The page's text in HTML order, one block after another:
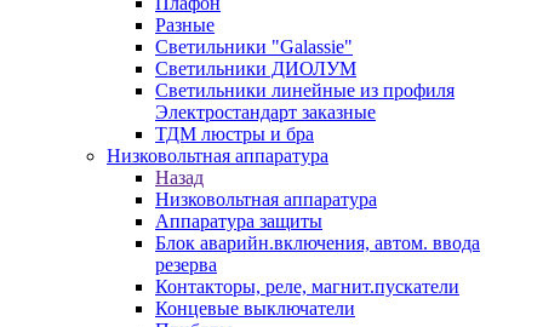
Разные
Светильники "Galassie"
Светильники ДИОЛУМ
Светильники линейные из профиля
Электростандарт заказные
ТДМ люстры и бра
Низковольтная аппаратура
Назад
Низковольтная аппаратура
Аппаратура защиты
Блок аварийн.включения, автом. ввода
резерва
Контакторы, реле, магнит.пускатели
Концевые выключатели